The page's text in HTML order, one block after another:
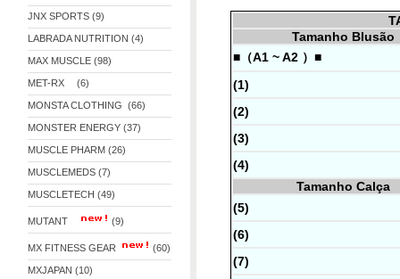
JNX SPORTS (9)
LABRADA NUTRITION (4)
MAX MUSCLE (98)
MET-RX (6)
MONSTA CLOTHING (66)
MONSTER ENERGY (37)
MUSCLE PHARM (26)
MUSCLEMEDS (7)
MUSCLETECH (49)
MUTANT (9)
MX FITNESS GEAR (60)
MXJAPAN (10)
Tamanho Blusão
■（A1 ~ A2 ）■
(1)
(2)
(3)
(4)
Tamanho Calça
(5)
(6)
(7)